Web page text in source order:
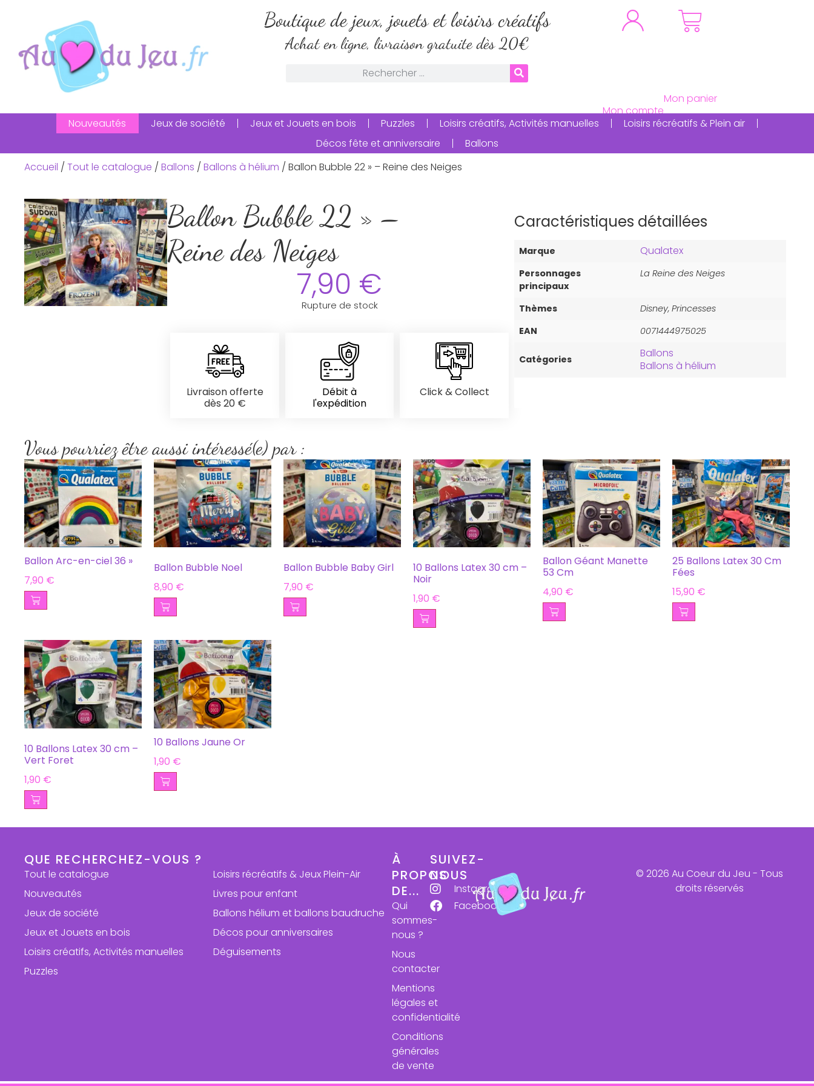
Boutique de jeux, jouets et loisirs créatifs
Achat en ligne, livraison gratuite dès 20€
Nouveautés Jeux de société Jeux et Jouets en bois Puzzles Loisirs créatifs, Activités manuelles
Loisirs récréatifs & Plein air
Décos fête et anniversaire
Ballons
Accueil /Tout le catalogue /Ballons /Ballons à hélium / Ballon Bubble 22 » – Reine des Neiges
Ballon Bubble 22 » –
Reine des Neiges
7,90 €
Rupture de stock
Livraison offerte
dès 20 €
Débit à
l'expédition
Click & Collect
Caractéristiques détaillées
Marque Qualatex
Personnages
principaux
La Reine des Neiges
Thèmes
Disney, Princesses
EAN
0071444975025
Catégories
Ballons
Ballons à hélium
Vous pourriez être aussi intéressé(e) par :
Ballon Arc-en-ciel 36 »
7,90 €
Ballon Bubble Noel
8,90 €
Ballon Bubble Baby Girl
7,90 €
10 Ballons Latex 30 cm –
Noir
1,90 €
Ballon Géant Manette
53 Cm
4,90 €
25 Ballons Latex 30 Cm
Fées
15,90 €
10 Ballons Latex 30 cm –
Vert Foret
1,90 €
10 Ballons Jaune Or
1,90 €
QUE RECHERCHEZ-VOUS ?
Tout le catalogue
Nouveautés
Jeux de société
Jeux et Jouets en bois
Loisirs créatifs, Activités manuelles
Puzzles
Loisirs récréatifs & Jeux Plein-Air
Livres pour enfant
Ballons hélium et ballons baudruche
Décos pour anniversaires
Déguisements
À
PROPOS
DE...
Qui
sommes-
nous ?
Nous
contacter
Mentions
légales et
confidentialité
Conditions
générales
de vente
SUIVEZ-
NOUS
Instagram
Facebook
© 2026 Au Coeur du Jeu - Tous
droits réservés